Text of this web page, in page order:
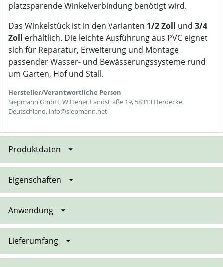
platzsparende Winkelverbindung benötigt wird.
Das Winkelstück ist in den Varianten 1/2 Zoll und 3/4
Zoll erhältlich. Die leichte Ausführung aus PVC eignet
sich für Reparatur, Erweiterung und Montage
passender Wasser- und Bewässerungssysteme rund
um Garten, Hof und Stall.
Hersteller/Verantwortliche Person
Siepmann GmbH, Wittener Landstraße 19, 58313 Herdecke,
Deutschland, info@siepmann.net
Produktdaten
Eigenschaften
Anwendung
Lieferumfang